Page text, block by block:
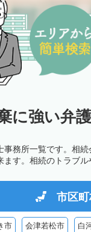
に強い弁
務所一覧です。相
す。相続のトラブ
市区
市 会津若松市 白